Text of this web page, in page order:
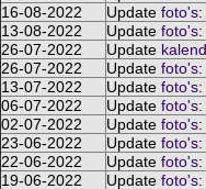
16-08-2022
Update foto's:
13-08-2022
Update foto's:
26-07-2022
Update
26-07-2022
Update foto's:
13-07-2022
Update foto's:
06-07-2022
Update foto's:
02-07-2022
Update foto's:
23-06-2022
Update foto's:
22-06-2022
Update foto's:
19-06-2022
Update foto's: